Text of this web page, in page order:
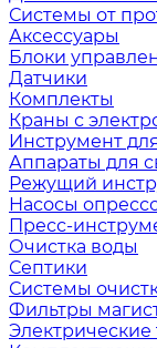
Системы от
Аксессуары
Блоки
Датчики
Комплекты
Краны с
Инструмент
Аппараты для
Режущий
Насосы
Пресс-
Очистка воды
Септики
Системы
Фильтры